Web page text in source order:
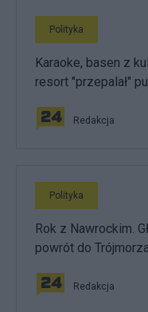
Polityka
Karaoke, basen z
resort "przepalał"
Redakcja
Polityka
Rok z Nawrockim.
powrót do Trójmorza
Redakcja